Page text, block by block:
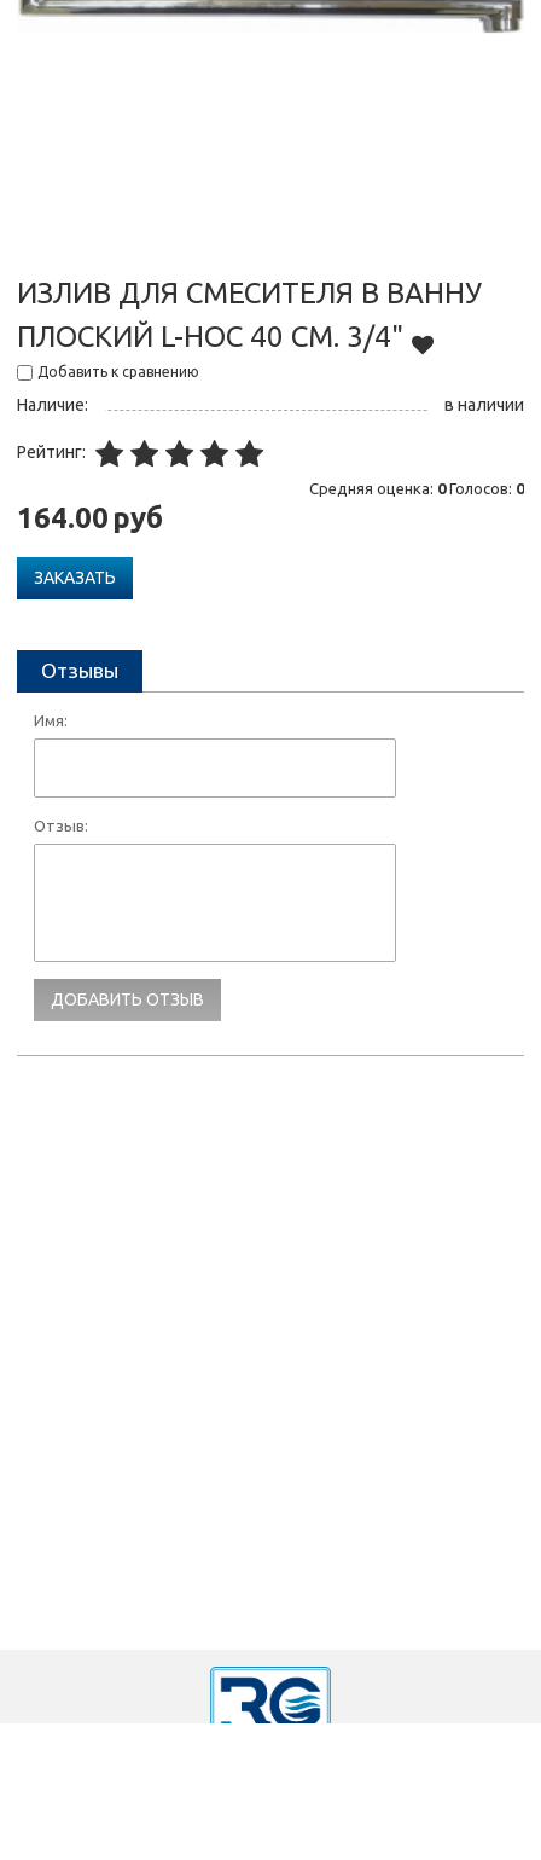
ИЗЛИВ ДЛЯ СМЕСИТЕЛЯ В ВАННУ
ПЛОСКИЙ L-НОС 40 СМ. 3/4"
Добавить к сравнению
Наличие: в наличии
Рейтинг:
Средняя оценка: 0Голосов: 0
164.00 руб
ЗАКАЗАТЬ
Отзывы
Имя:
Отзыв: